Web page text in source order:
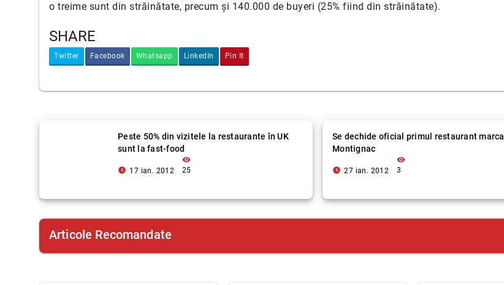
o treime sunt din străinătate, precum și 140.000 de buyeri (25% fiind din străinătate).
SHARE
Twitter Facebook Whatsapp LinkedIn Pin It
Peste 50% din vizitele la restaurante în UK
sunt la fast-food
access_time_filled 17 ian. 2012
visibility
25
Se dechide oficial primul restaurant marca
Montignac
access_time_filled 27 ian. 2012
visibility
3
Articole Recomandate